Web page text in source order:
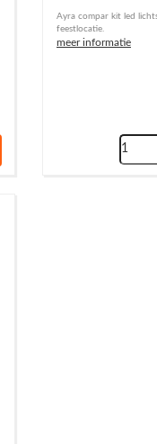
Ayra compar kit led
feestlocatie.
meer informatie